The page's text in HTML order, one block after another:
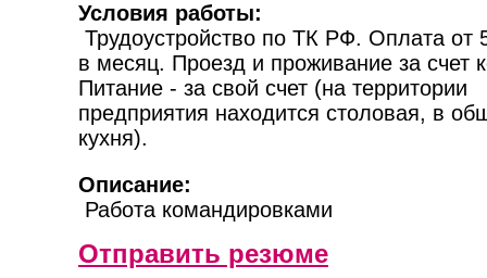
Условия работы:
Трудоустройство по ТК РФ. Оплата от
в месяц. Проезд и проживание за счет
Питание - за свой счет (на территории
предприятия находится столовая, в
кухня).
Описание:
Работа командировками
Отправить резюме